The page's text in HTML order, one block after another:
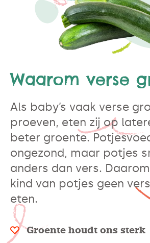
Waarom verse
Als baby’s vaak verse
proeven, eten zij op
beter groente.
ongezond, maar potjes
anders dan vers.
kind van potjes geen
eten.
Groente houdt ons sterk